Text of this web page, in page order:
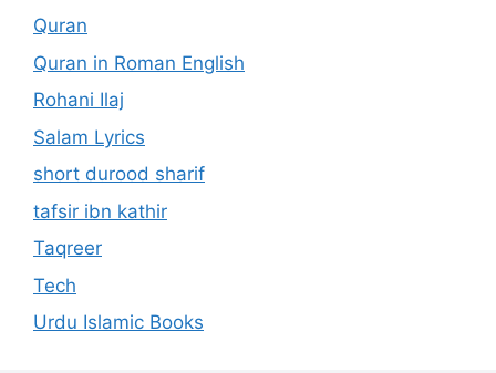
Quran
Quran in Roman English
Rohani Ilaj
Salam Lyrics
short durood sharif
tafsir ibn kathir
Taqreer
Tech
Urdu Islamic Books